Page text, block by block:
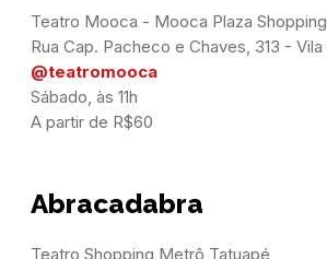
Teatro Mooca - Mooca Plaza Shopping
@teatromooca
Sábado, às 11h
A partir de R$60
Abracadabra
Teatro Shopping Metrô Tatuapé